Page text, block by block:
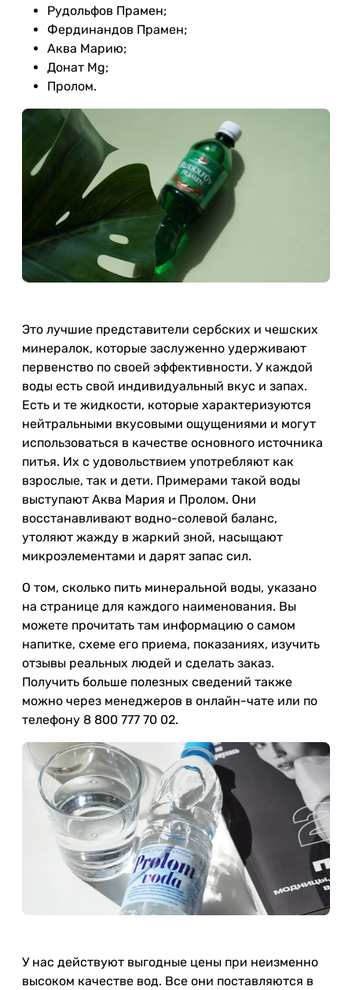
Рудольфов Прамен;
Фердинандов Прамен;
Аква Марию;
Донат Mg;
Пролом.
Это лучшие представители сербских и чешских
минералок, которые заслуженно удерживают
первенство по своей эффективности. У каждой
воды есть свой индивидуальный вкус и запах.
Есть и те жидкости, которые характеризуются
нейтральными вкусовыми ощущениями и могут
использоваться в качестве основного источника
питья. Их с удовольствием употребляют как
взрослые, так и дети. Примерами такой воды
выступают Аква Мария и Пролом. Они
восстанавливают водно-солевой баланс,
утоляют жажду в жаркий зной, насыщают
микроэлементами и дарят запас сил.
О том, сколько пить минеральной воды, указано
на странице для каждого наименования. Вы
можете прочитать там информацию о самом
напитке, схеме его приема, показаниях, изучить
отзывы реальных людей и сделать заказ.
Получить больше полезных сведений также
можно через менеджеров в онлайн-чате или по
телефону 8 800 777 70 02.
У нас действуют выгодные цены при неизменно
высоком качестве вод. Все они поставляются в